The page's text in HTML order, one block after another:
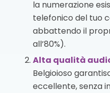
la numerazione
telefonico del tuo
abbattendo il
all’80%).
Alta qualità
Belgioioso
eccellente, senza